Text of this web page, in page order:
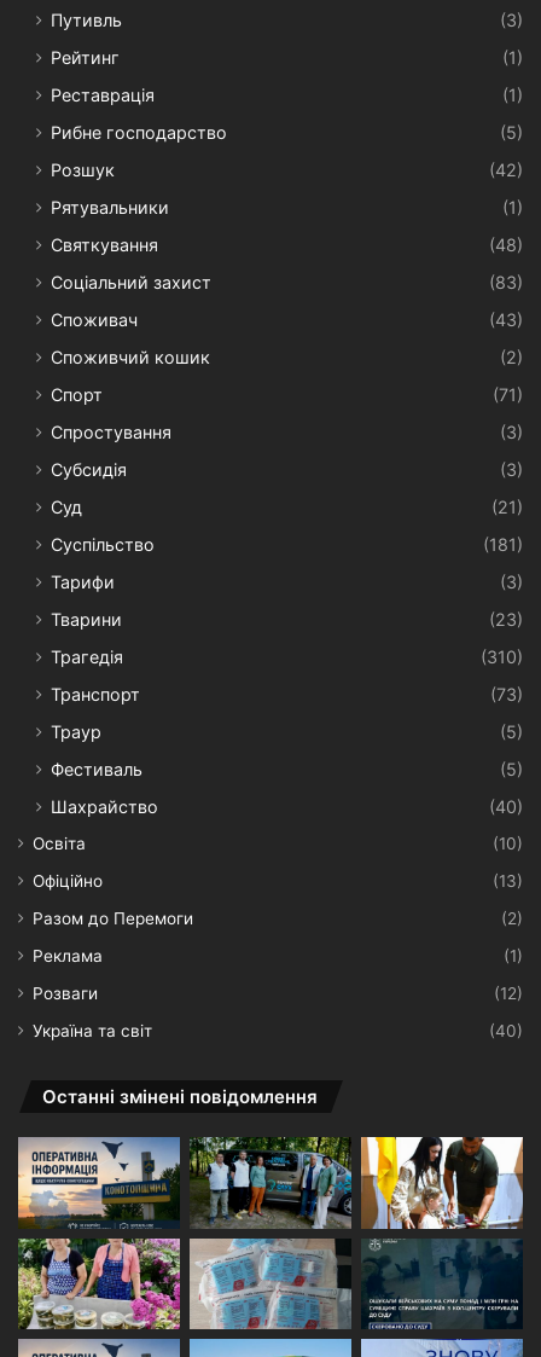
Путивль
(3)
Рейтинг
(1)
Реставрація
(1)
Рибне господарство
(5)
Розшук
(42)
Рятувальники
(1)
Святкування
(48)
Соціальний захист
(83)
Споживач
(43)
Споживчий кошик
(2)
Спорт
(71)
Спростування
(3)
Субсидія
(3)
Суд
(21)
Суспільство
(181)
Тарифи
(3)
Тварини
(23)
Трагедія
(310)
Транспорт
(73)
Траур
(5)
Фестиваль
(5)
Шахрайство
(40)
Освіта
(10)
Офіційно
(13)
Разом до Перемоги
(2)
Реклама
(1)
Розваги
(12)
Україна та світ
(40)
Останні змінені повідомлення